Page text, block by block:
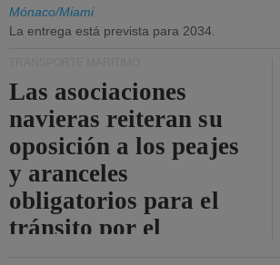
Mónaco/Miami
La entrega está prevista para 2034.
Las asociaciones
navieras reiteran su
oposición a los peajes
y aranceles
obligatorios para el
tránsito por el